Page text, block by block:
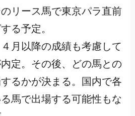
リース馬で東京パラ直前
る予定。
月以降の成績も考慮して
定。その後、どの馬との
るかが決まる。国内で各
馬で出場する可能性もな